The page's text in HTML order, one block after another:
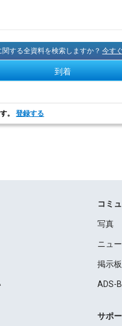
する全資料を検索しますか？今す
到着
す。登録する
コミ
写真
ニュ
掲示板
ADS-
サポ